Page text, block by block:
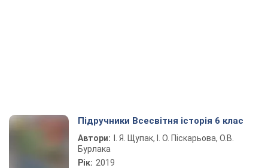
Підручники Всесвітня історія 6 клас
Автори:
І. Я. Щупак, І. О. Піскарьова, О.В.
Бурлака
Рік: 2019